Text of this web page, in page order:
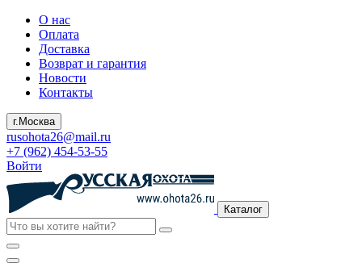
О нас
Оплата
Доставка
Возврат и гарантия
Новости
Контакты
г.Москва
rusohota26@mail.ru
+7 (962) 454-53-55
Войти
Каталог